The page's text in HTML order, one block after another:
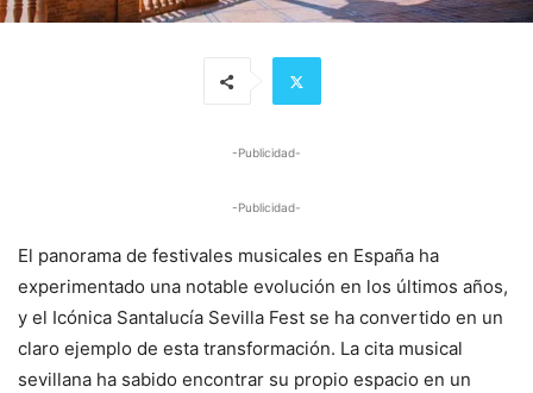
-Publicidad-
-Publicidad-
El panorama de festivales musicales en España ha
experimentado una notable evolución en los últimos años,
y el Icónica Santalucía Sevilla Fest se ha convertido en un
claro ejemplo de esta transformación. La cita musical
sevillana ha sabido encontrar su propio espacio en un